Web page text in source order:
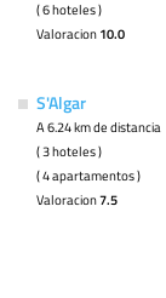
( 6 hoteles )
Valoracion 10.0
S'Algar
A 6.24 km de distancia
( 3 hoteles )
( 4 apartamentos )
Valoracion7.5